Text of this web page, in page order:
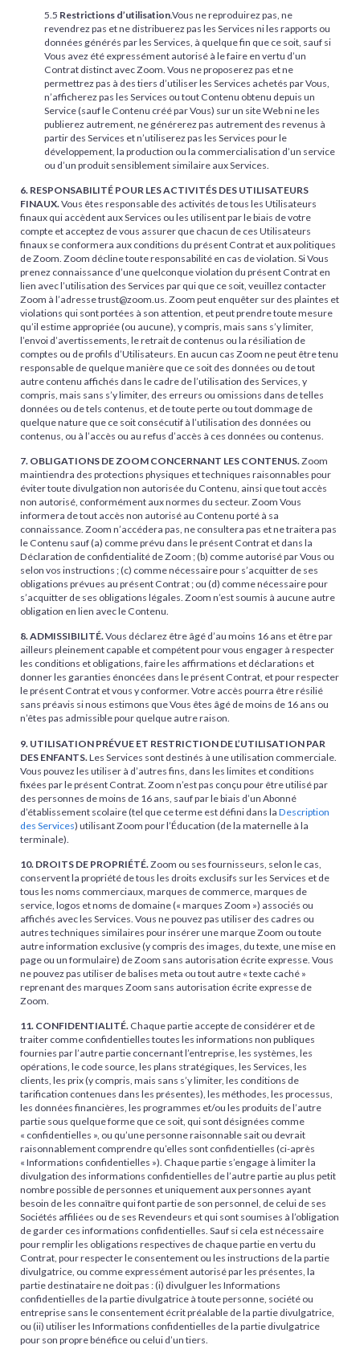
5.5 Restrictions d’utilisation.Vous ne reproduirez pas, ne
revendrez pas et ne distribuerez pas les Services ni les rapports ou
données générés par les Services, à quelque fin que ce soit, sauf si
Vous avez été expressément autorisé à le faire en vertu d’un
Contrat distinct avec Zoom. Vous ne proposerez pas et ne
permettrez pas à des tiers d’utiliser les Services achetés par Vous,
n’afficherez pas les Services ou tout Contenu obtenu depuis un
Service (sauf le Contenu créé par Vous) sur un site Web ni ne les
publierez autrement, ne générerez pas autrement des revenus à
partir des Services et n’utiliserez pas les Services pour le
développement, la production ou la commercialisation d’un service
ou d’un produit sensiblement similaire aux Services.
6. RESPONSABILITÉ POUR LES ACTIVITÉS DES UTILISATEURS
FINAUX.Vous êtes responsable des activités de tous les Utilisateurs
finaux qui accèdent aux Services ou les utilisent par le biais de votre
compte et acceptez de vous assurer que chacun de ces Utilisateurs
finaux se conformera aux conditions du présent Contrat et aux politiques
de Zoom. Zoom décline toute responsabilité en cas de violation. Si Vous
prenez connaissance d’une quelconque violation du présent Contrat en
lien avec l’utilisation des Services par qui que ce soit, veuillez contacter
Zoom à l’adresse trust@zoom.us. Zoom peut enquêter sur des plaintes et
violations qui sont portées à son attention, et peut prendre toute mesure
qu’il estime appropriée (ou aucune), y compris, mais sans s’y limiter,
l’envoi d’avertissements, le retrait de contenus ou la résiliation de
comptes ou de profils d’Utilisateurs. En aucun cas Zoom ne peut être tenu
responsable de quelque manière que ce soit des données ou de tout
autre contenu affichés dans le cadre de l’utilisation des Services, y
compris, mais sans s’y limiter, des erreurs ou omissions dans de telles
données ou de tels contenus, et de toute perte ou tout dommage de
quelque nature que ce soit consécutif à l’utilisation des données ou
contenus, ou à l’accès ou au refus d’accès à ces données ou contenus.
7. OBLIGATIONS DE ZOOM CONCERNANT LES CONTENUS.Zoom
maintiendra des protections physiques et techniques raisonnables pour
éviter toute divulgation non autorisée du Contenu, ainsi que tout accès
non autorisé, conformément aux normes du secteur. Zoom Vous
informera de tout accès non autorisé au Contenu porté à sa
connaissance. Zoom n’accédera pas, ne consultera pas et ne traitera pas
le Contenu sauf (a) comme prévu dans le présent Contrat et dans la
Déclaration de confidentialité de Zoom ; (b) comme autorisé par Vous ou
selon vos instructions ; (c) comme nécessaire pour s’acquitter de ses
obligations prévues au présent Contrat ; ou (d) comme nécessaire pour
s’acquitter de ses obligations légales. Zoom n’est soumis à aucune autre
obligation en lien avec le Contenu.
8. ADMISSIBILITÉ.Vous déclarez être âgé d’au moins 16 ans et être par
ailleurs pleinement capable et compétent pour vous engager à respecter
les conditions et obligations, faire les affirmations et déclarations et
donner les garanties énoncées dans le présent Contrat, et pour respecter
le présent Contrat et vous y conformer. Votre accès pourra être résilié
sans préavis si nous estimons que Vous êtes âgé de moins de 16 ans ou
n’êtes pas admissible pour quelque autre raison.
9. UTILISATION PRÉVUE ET RESTRICTION DE L’UTILISATION PAR
DES ENFANTS. Les Services sont destinés à une utilisation commerciale.
Vous pouvez les utiliser à d’autres fins, dans les limites et conditions
fixées par le présent Contrat. Zoom n’est pas conçu pour être utilisé par
des personnes de moins de 16 ans, sauf par le biais d’un Abonné
d’établissement scolaire (tel que ce terme est défini dans laDescription
des Services) utilisant Zoom pour l’Éducation (de la maternelle à la
terminale).
10. DROITS DE PROPRIÉTÉ. Zoom ou ses fournisseurs, selon le cas,
conservent la propriété de tous les droits exclusifs sur les Services et de
tous les noms commerciaux, marques de commerce, marques de
service, logos et noms de domaine (« marques Zoom ») associés ou
affichés avec les Services. Vous ne pouvez pas utiliser des cadres ou
autres techniques similaires pour insérer une marque Zoom ou toute
autre information exclusive (y compris des images, du texte, une mise en
page ou un formulaire) de Zoom sans autorisation écrite expresse. Vous
ne pouvez pas utiliser de balises meta ou tout autre « texte caché »
reprenant des marques Zoom sans autorisation écrite expresse de
Zoom.
11. CONFIDENTIALITÉ. Chaque partie accepte de considérer et de
traiter comme confidentielles toutes les informations non publiques
fournies par l’autre partie concernant l’entreprise, les systèmes, les
opérations, le code source, les plans stratégiques, les Services, les
clients, les prix (y compris, mais sans s’y limiter, les conditions de
tarification contenues dans les présentes), les méthodes, les processus,
les données financières, les programmes et/ou les produits de l’autre
partie sous quelque forme que ce soit, qui sont désignées comme
« confidentielles », ou qu’une personne raisonnable sait ou devrait
raisonnablement comprendre qu’elles sont confidentielles (ci-après
« Informations confidentielles »). Chaque partie s’engage à limiter la
divulgation des informations confidentielles de l’autre partie au plus petit
nombre possible de personnes et uniquement aux personnes ayant
besoin de les connaître qui font partie de son personnel, de celui de ses
Sociétés affiliées ou de ses Revendeurs et qui sont soumises à l’obligation
de garder ces informations confidentielles. Sauf si cela est nécessaire
pour remplir les obligations respectives de chaque partie en vertu du
Contrat, pour respecter le consentement ou les instructions de la partie
divulgatrice, ou comme expressément autorisé par les présentes, la
partie destinataire ne doit pas : (i) divulguer les Informations
confidentielles de la partie divulgatrice à toute personne, société ou
entreprise sans le consentement écrit préalable de la partie divulgatrice,
ou (ii) utiliser les Informations confidentielles de la partie divulgatrice
pour son propre bénéfice ou celui d’un tiers.